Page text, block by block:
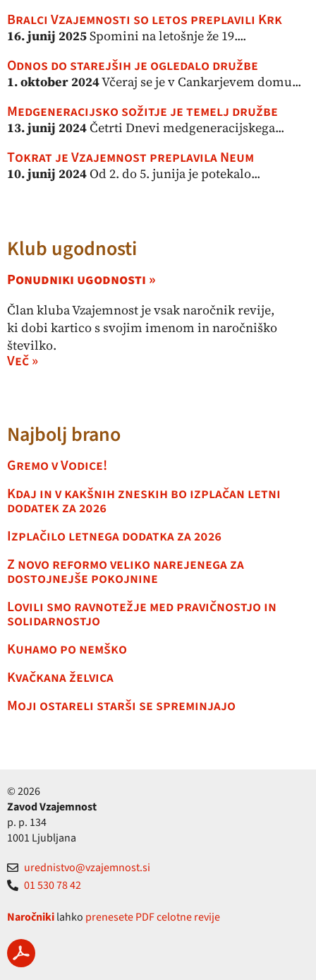
Bralci Vzajemnosti so letos preplavili Krk
16. junij 2025Spomini na letošnje že 19....
Odnos do starejših je ogledalo družbe
1. oktober 2024Včeraj se je v Cankarjevem domu...
Medgeneracijsko sožitje je temelj družbe
13. junij 2024Četrti Dnevi medgeneracijskega...
Tokrat je Vzajemnost preplavila Neum
10. junij 2024Od 2. do 5. junija je potekalo...
Klub ugodnosti
Ponudniki ugodnosti »
Član kluba Vzajemnost je vsak naročnik revije,
ki dobi kartico s svojim imenom in naročniško
številko.
Več »
Najbolj brano
Gremo v Vodice!
Kdaj in v kakšnih zneskih bo izplačan letni
dodatek za 2026
Izplačilo letnega dodatka za 2026
Z novo reformo veliko narejenega za
dostojnejše pokojnine
Lovili smo ravnotežje med pravičnostjo in
solidarnostjo
Kuhamo po nemško
Kvačkana želvica
Moji ostareli starši se spreminjajo
© 2026
Zavod Vzajemnost
p. p. 134
1001 Ljubljana
urednistvo@vzajemnost.si
01 530 78 42
Naročnikilahko prenesete PDF celotne revije